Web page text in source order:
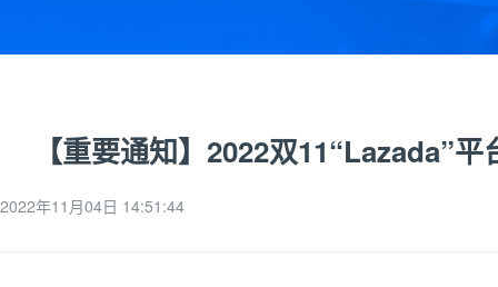
【重要通知】2022双11“Lazada”
2022年11月04日 14:51:44